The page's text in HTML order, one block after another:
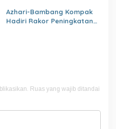
Azhari-Bambang Kompak
Hadiri Rakor Peningkatan
Ruas yang wajib ditandai